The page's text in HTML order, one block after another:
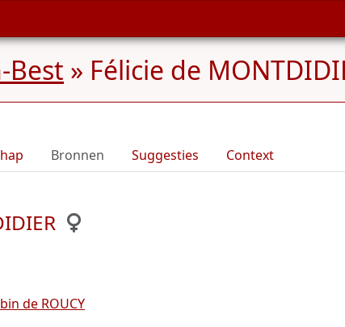
Best » Félicie de
Bronnen Suggesties Context
de ROUCY